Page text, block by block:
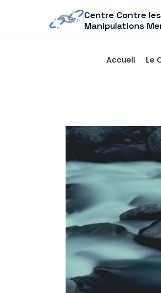
Centre Contre les
Manipulations
Accueil Le